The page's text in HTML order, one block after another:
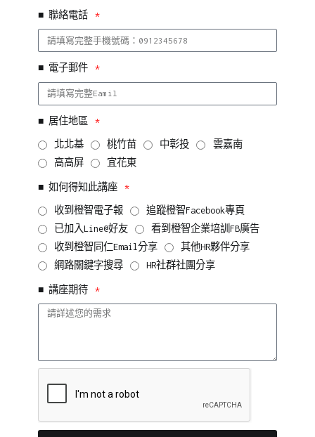
■ 聯絡電話
■ 電子郵件
■ 居住地區
北北基 桃竹苗 中彰投
雲嘉南
高高屏
宜花東
■ 如何得知此講座
收到橙智電子報
追蹤橙智Facebook專頁
已加入Line@好友
看到橙智企業培訓FB廣告
收到橙智同仁Email分享
其他HR夥伴分享
網路關鍵字搜尋
HR社群社團分享
■ 講座期待